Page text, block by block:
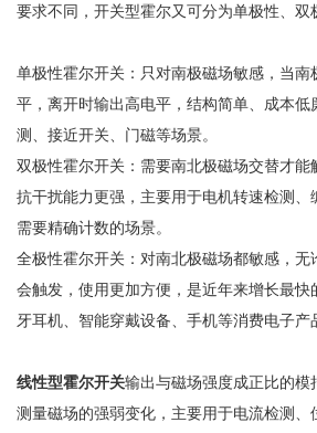
要求不同，开关型霍尔又可分为单极性、双
单极性霍尔开关：只对南极磁场敏感，当南
平，离开时输出高电平，结构简单、成本低
测、接近开关、门磁等场景。
双极性霍尔开关：需要南北极磁场交替才能
抗干扰能力更强，主要用于电机转速检测、
需要精确计数的场景。
全极性霍尔开关：对南北极磁场都敏感，无
会触发，使用更加方便，是近年来增长最快
牙耳机、智能穿戴设备、手机等消费电子产
线性型霍尔开关输出与磁场强度成正比的模
测量磁场的强弱变化，主要用于电流检测、